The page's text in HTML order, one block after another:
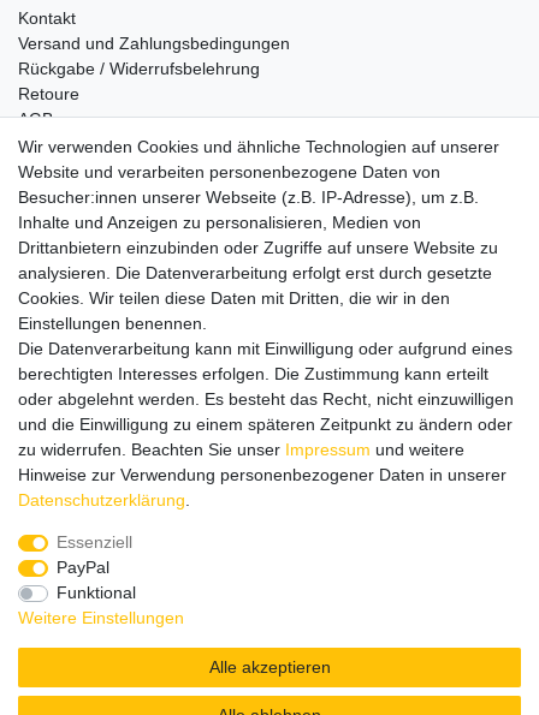
Kontakt
Versand und Zahlungsbedingungen
Rückgabe / Widerrufsbelehrung
Retoure
AGB
Vertrag widerrufen
Informationen
Datenschutz
Impressum
Wir verschicken klimaneutral mit DPD
Zahlungsmethoden
Zusätzlich stehen SEPA
Kreditkartewie VISA oder MasterCard,
Wir verwenden Cookies und ähnliche Technologien auf unserer
Website und verarbeiten personenbezogene Daten von
Besucher:innen unserer Webseite (z.B. IP-Adresse), um z.B.
Inhalte und Anzeigen zu personalisieren, Medien von
Drittanbietern einzubinden oder Zugriffe auf unsere Website zu
analysieren. Die Datenverarbeitung erfolgt erst durch gesetzte
Cookies. Wir teilen diese Daten mit Dritten, die wir in den
Einstellungen benennen.
Die Datenverarbeitung kann mit Einwilligung oder aufgrund eines
berechtigten Interesses erfolgen. Die Zustimmung kann erteilt
oder abgelehnt werden. Es besteht das Recht, nicht einzuwilligen
und die Einwilligung zu einem späteren Zeitpunkt zu ändern oder
zu widerrufen. Beachten Sie unser Impressum und weitere
Hinweise zur Verwendung personenbezogener Daten in unserer
Daten­schutz­erklärung
Essenziell
PayPal
Funktional
Weitere Einstellungen
Alle akzeptieren